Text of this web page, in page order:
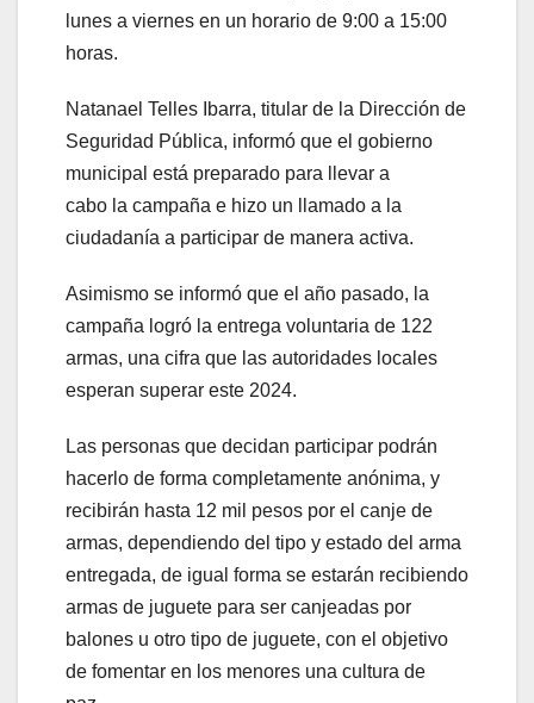
lunes a viernes en un horario de 9:00 a 15:00
horas.
Natanael Telles Ibarra, titular de la Dirección de
Seguridad Pública, informó que el gobierno
municipal está preparado para llevar a
cabo la campaña e hizo un llamado a la
ciudadanía a participar de manera activa.
Asimismo se informó que el año pasado, la
campaña logró la entrega voluntaria de 122
armas, una cifra que las autoridades locales
esperan superar este 2024.
Las personas que decidan participar podrán
hacerlo de forma completamente anónima, y
recibirán hasta 12 mil pesos por el canje de
armas, dependiendo del tipo y estado del arma
entregada, de igual forma se estarán recibiendo
armas de juguete para ser canjeadas por
balones u otro tipo de juguete, con el objetivo
de fomentar en los menores una cultura de